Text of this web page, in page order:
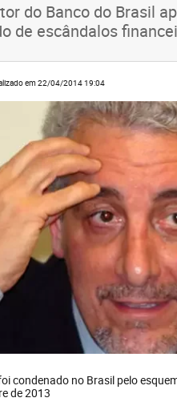
do Banco do Brasil
de escândalos
em 22/04/2014 19:04
condenado no Brasil pelo
de 2013